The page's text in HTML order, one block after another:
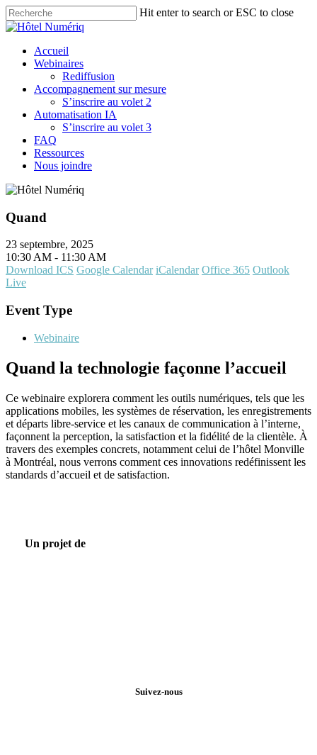
Skip
to
content
Hit enter to search or ESC to close
Close
Menu
Accueil
Webinaires
Rediffusion
Accompagnement sur mesure
S’inscrire au volet 2
Automatisation IA
S’inscrire au volet 3
FAQ
Ressources
Nous joindre
Quand
23 septembre, 2025
10:30 AM - 11:30 AM
Download ICS Google Calendar iCalendar Office 365 Outlook
Live
Event Type
Webinaire
Quand la technologie façonne l’accueil
Ce webinaire explorera comment les outils numériques, tels que les
applications mobiles, les systèmes de réservation, les enregistrements
et départs libre-service et les canaux de communication à l’interne,
façonnent la perception, la satisfaction et la fidélité de la clientèle. À
travers des exemples concrets, notamment celui de l’hôtel Monville
à Montréal, nous verrons comment ces innovations redéfinissent les
standards d’accueil et de satisfaction.
Un projet de
Suivez-nous